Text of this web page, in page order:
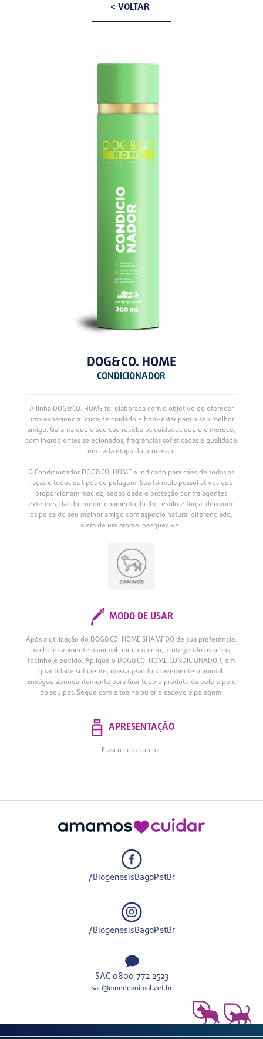
< VOLTAR
DOG&CO. HOME
CONDICIONADOR
A linha DOG&CO. HOME foi elaborada com o objetivo de oferecer
uma experiência única de cuidado e bem-estar para o seu melhor
amigo. Garanta que o seu cão receba os cuidados que ele merece,
com ingredientes selecionados, fragrâncias sofisticadas e qualidade
em cada etapa do processo.
O Condicionador DOG&CO. HOME é indicado para cães de todas as
raças e todos os tipos de pelagem. Sua fórmula possui ativos que
proporcionam maciez, sedosidade e proteção contra agentes
externos, dando condicionamento, brilho, estilo e força, deixando
os pelos do seu melhor amigo com aspecto natural diferenciado,
além de um aroma inesquecível.
MODO DE USAR
Após a utilização do DOG&CO. HOME SHAMPOO de sua preferência,
molhe novamente o animal por completo, protegendo os olhos,
focinho e ouvido. Aplique o DOG&CO. HOME CONDICIONADOR, em
quantidade suficiente, massageando suavemente o animal.
Enxágue abundantemente para tirar todo o produto da pele e pelo
do seu pet. Seque com a toalha ou ar e escove a pelagem.
APRESENTAÇÃO
Frasco com 300 mL
/BiogenesisBagoPetBr
/BiogenesisBagoPetBr
SAC 0800 772 2523
sac@mundoanimal.vet.br